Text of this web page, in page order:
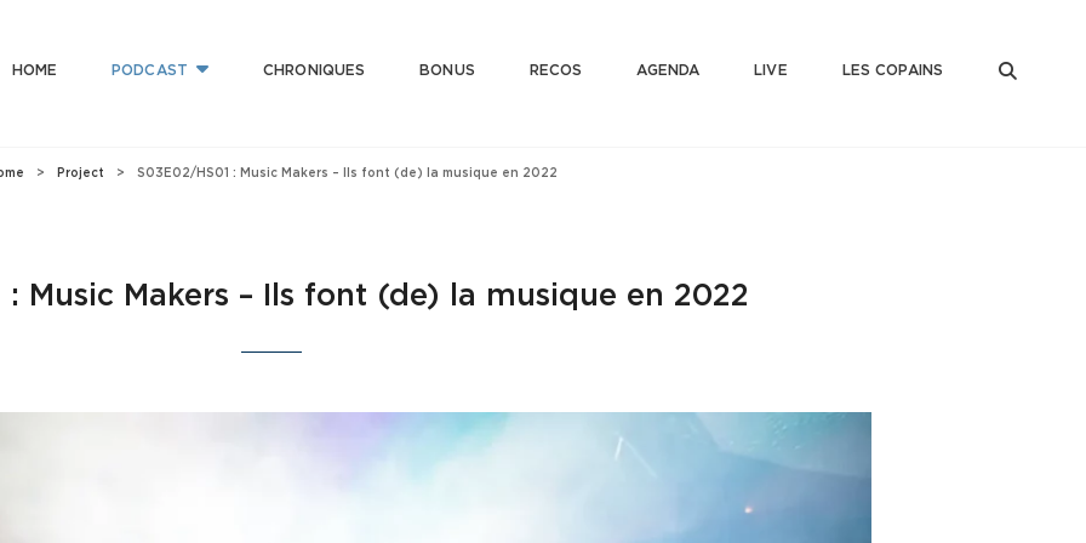
HOME PODCAST CHRONIQUES BONUS RECOS AGENDA LIVE LES COPAINS
> Project > S03E02/HS01 : Music Makers – Ils font (de) la musique en 2022
: Music Makers – Ils font (de) la musique en 2022